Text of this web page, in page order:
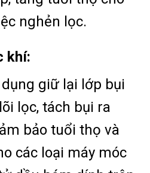
nghẻn lọc.
khí:
giữ lại lớp bụi
lọc, tách bụi ra
bảo tuổi thọ và
các loại máy móc